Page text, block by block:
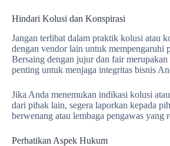
Hindari Kolusi dan Konspirasi
Jangan terlibat dalam praktik kolusi atau
dengan vendor lain untuk mempengaruhi
Bersaing dengan jujur dan fair merupakan
penting untuk menjaga integritas bisnis
Jika Anda menemukan indikasi kolusi
dari pihak lain, segera laporkan kepada
berwenang atau lembaga pengawas yang
Perhatikan Aspek Hukum